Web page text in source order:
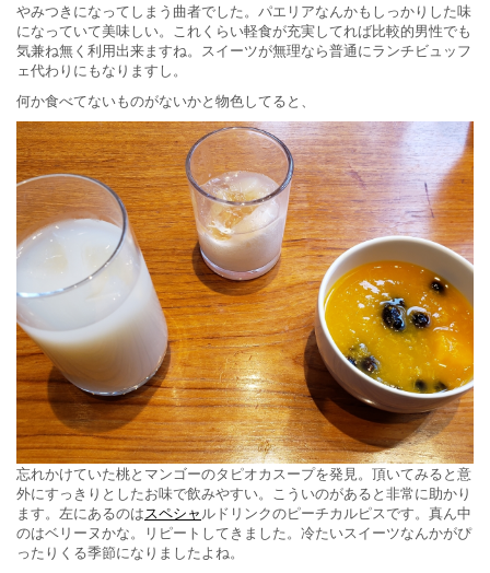
やみつきになってしまう曲者でした。パエリアなんかもしっかりした味
になっていて美味しい。これくらい軽食が充実してれば比較的男性でも
気兼ね無く利用出来ますね。スイーツが無理なら普通にランチビュッフ
ェ代わりにもなりますし。
何か食べてないものがないかと物色してると、
忘れかけていた桃とマンゴーのタピオカスープを発見。頂いてみると意
外にすっきりとしたお味で飲みやすい。こういのがあると非常に助かり
ます。左にあるのはスペシャ ルドリンクのピーチカルピスです。真ん中
のはベリーヌかな。リピートしてきました。冷たいスイーツなんかがぴ
ったりくる季節になりましたよね。